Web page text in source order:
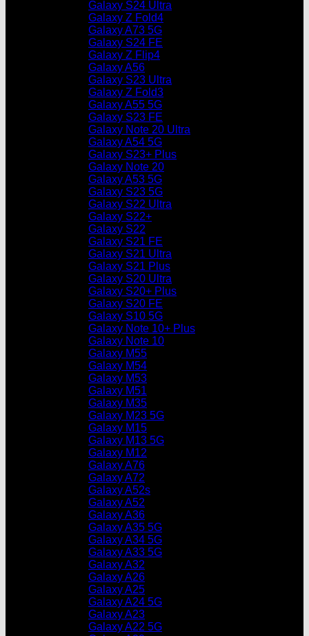
Galaxy S24 Ultra
Galaxy Z Fold4
Galaxy A73 5G
Galaxy S24 FE
Galaxy Z Flip4
Galaxy A56
Galaxy S23 Ultra
Galaxy Z Fold3
Galaxy A55 5G
Galaxy S23 FE
Galaxy Note 20 Ultra
Galaxy A54 5G
Galaxy S23+ Plus
Galaxy Note 20
Galaxy A53 5G
Galaxy S23 5G
Galaxy S22 Ultra
Galaxy S22+
Galaxy S22
Galaxy S21 FE
Galaxy S21 Ultra
Galaxy S21 Plus
Galaxy S20 Ultra
Galaxy S20+ Plus
Galaxy S20 FE
Galaxy S10 5G
Galaxy Note 10+ Plus
Galaxy Note 10
Galaxy M55
Galaxy M54
Galaxy M53
Galaxy M51
Galaxy M35
Galaxy M23 5G
Galaxy M15
Galaxy M13 5G
Galaxy M12
Galaxy A76
Galaxy A72
Galaxy A52s
Galaxy A52
Galaxy A36
Galaxy A35 5G
Galaxy A34 5G
Galaxy A33 5G
Galaxy A32
Galaxy A26
Galaxy A25
Galaxy A24 5G
Galaxy A23
Galaxy A22 5G